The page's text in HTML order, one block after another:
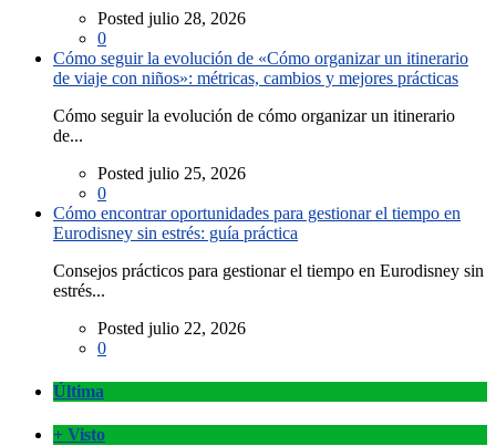
Posted julio 28, 2026
0
Cómo seguir la evolución de «Cómo organizar un itinerario
de viaje con niños»: métricas, cambios y mejores prácticas
Cómo seguir la evolución de cómo organizar un itinerario
de...
Posted julio 25, 2026
0
Cómo encontrar oportunidades para gestionar el tiempo en
Eurodisney sin estrés: guía práctica
Consejos prácticos para gestionar el tiempo en Eurodisney sin
estrés...
Posted julio 22, 2026
0
Última
+ Visto